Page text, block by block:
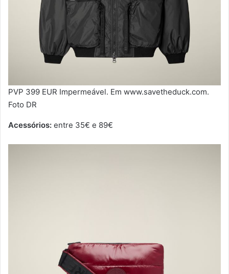
PVP 399 EUR Impermeável. Em www.savetheduck.com.
Foto DR
Acessórios: entre 35€ e 89€